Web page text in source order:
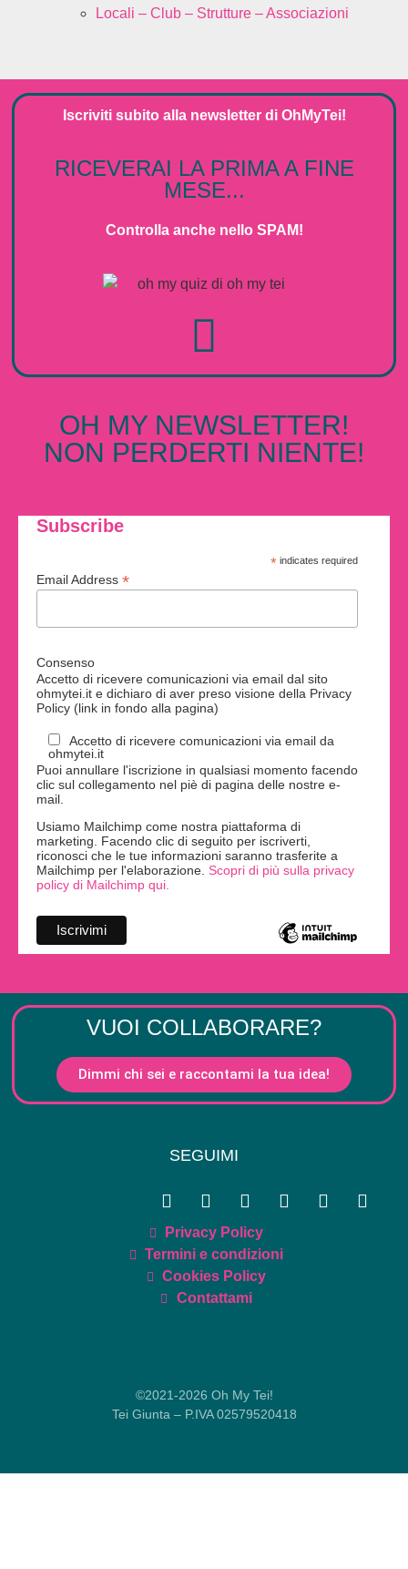
Locali – Club – Strutture – Associazioni
Iscriviti subito alla newsletterdi OhMyTei!
RICEVERAI LA PRIMA A FINE
MESE...
Controlla anche nello SPAM!
OH MY NEWSLETTER!
NON PERDERTI NIENTE!
Subscribe
* indicates required
Email Address *
Consenso
Accetto di ricevere comunicazioni via email dal sito
ohmytei.it e dichiaro di aver preso visione della Privacy
Policy (link in fondo alla pagina)
Accetto di ricevere comunicazioni via email da
ohmytei.it
Puoi annullare l'iscrizione in qualsiasi momento facendo
clic sul collegamento nel piè di pagina delle nostre e-
mail.
Usiamo Mailchimp come nostra piattaforma di
marketing. Facendo clic di seguito per iscriverti,
riconosci che le tue informazioni saranno trasferite a
Mailchimp per l'elaborazione. Scopri di più sulla privacy
policy di Mailchimp qui.
VUOI COLLABORARE?
Dimmi chi sei e raccontami la tua idea!
SEGUIMI
Privacy Policy
Termini e condizioni
Cookies Policy
Contattami
©2021-2026 Oh My Tei!
Tei Giunta – P.IVA 02579520418